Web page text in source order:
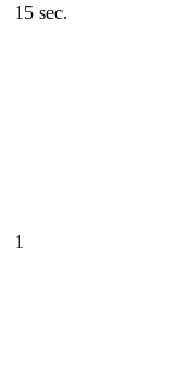
15 sec.
1